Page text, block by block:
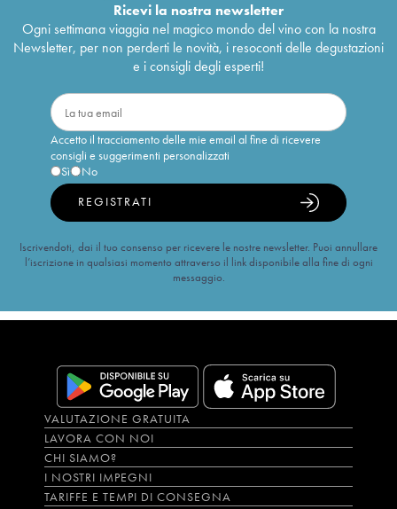
Ricevi la nostra newsletter
Ogni settimana viaggia nel magico mondo del vino con la nostra
Newsletter, per non perderti le novità, i resoconti delle degustazioni
e i consigli degli esperti!
Accetto il tracciamento delle mie email al fine di ricevere
consigli e suggerimenti personalizzati
Sì
No
REGISTRATI
Iscrivendoti, dai il tuo consenso per ricevere le nostre newsletter. Puoi annullare
l’iscrizione in qualsiasi momento attraverso il link disponibile alla fine di ogni
messaggio.
VALUTAZIONE GRATUITA
LAVORA CON NOI
CHI SIAMO?
I NOSTRI IMPEGNI
TARIFFE E TEMPI DI CONSEGNA